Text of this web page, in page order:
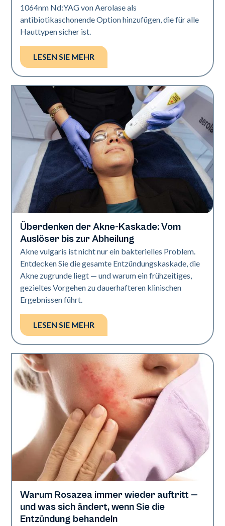
1064nm Nd:YAG von Aerolase als
antibiotikaschonende Option hinzufügen, die für alle
Hauttypen sicher ist.
LESEN SIE MEHR
Gesundheit der Haut
Überdenken der Akne-Kaskade: Vom
Auslöser bis zur Abheilung
Akne vulgaris ist nicht nur ein bakterielles Problem.
Entdecken Sie die gesamte Entzündungskaskade, die
Akne zugrunde liegt — und warum ein frühzeitiges,
gezieltes Vorgehen zu dauerhafteren klinischen
Ergebnissen führt.
LESEN SIE MEHR
Gesundheit der Haut
Warum Rosazea immer wieder auftritt —
und was sich ändert, wenn Sie die
Entzündung behandeln